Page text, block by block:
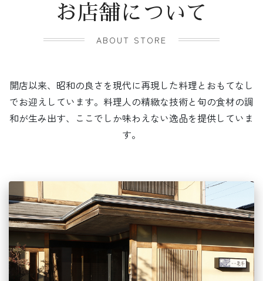
お店舗について
ABOUT STORE
開店以来、昭和の良さを現代に再現した料理とおもてなし
でお迎えしています。料理人の精緻な技術と旬の食材の調
和が生み出す、ここでしか味わえない逸品を提供していま
す。